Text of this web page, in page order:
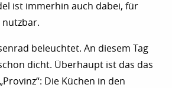
ist immerhin auch dabei, für
nutzbar.
beleuchtet. An diesem Tag
dicht. Überhaupt ist das das
Die Küchen in den